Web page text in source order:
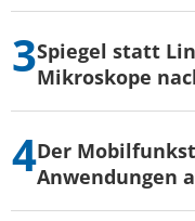
Spiegel statt
Mikroskope
Der
Anwendungen